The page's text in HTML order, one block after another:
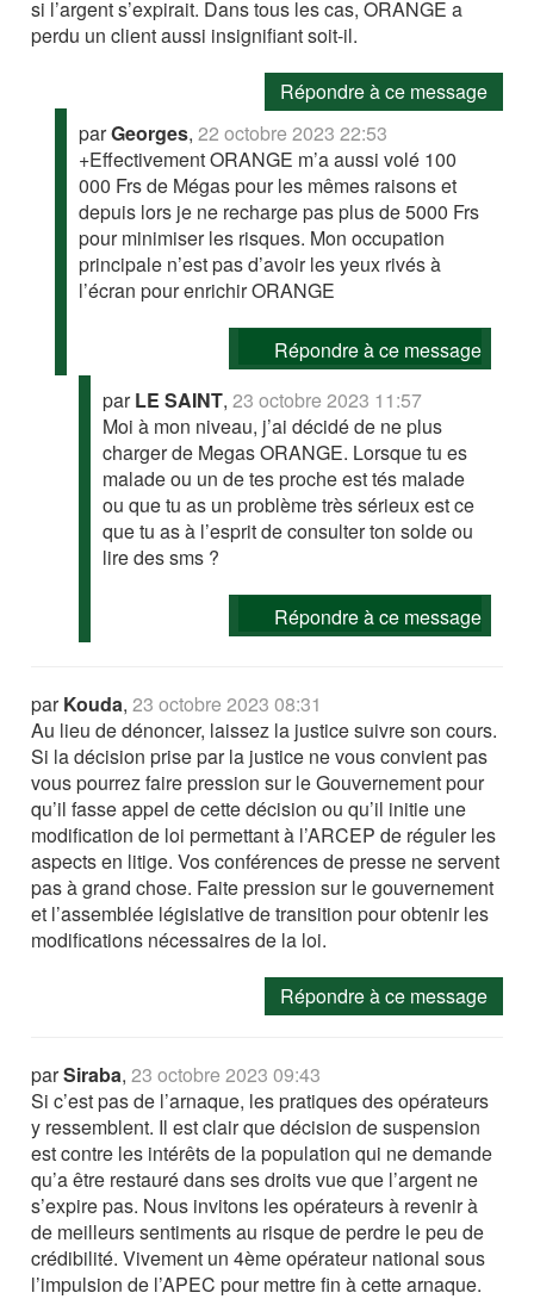
si l’argent s’expirait. Dans tous les cas, ORANGE a
perdu un client aussi insignifiant soit-il.
Répondre à ce message
parGeorges,22 octobre 2023 22:53
+Effectivement ORANGE m’a aussi volé 100
000 Frs de Mégas pour les mêmes raisons et
depuis lors je ne recharge pas plus de 5000 Frs
pour minimiser les risques. Mon occupation
principale n’est pas d’avoir les yeux rivés à
l’écran pour enrichir ORANGE
Répondre à ce message
parLE SAINT,23 octobre 2023 11:57
Moi à mon niveau, j’ai décidé de ne plus
charger de Megas ORANGE. Lorsque tu es
malade ou un de tes proche est tés malade
ou que tu as un problème très sérieux est ce
que tu as à l’esprit de consulter ton solde ou
lire des sms ?
Répondre à ce message
parKouda,23 octobre 2023 08:31
Au lieu de dénoncer, laissez la justice suivre son cours.
Si la décision prise par la justice ne vous convient pas
vous pourrez faire pression sur le Gouvernement pour
qu’il fasse appel de cette décision ou qu’il initie une
modification de loi permettant à l’ARCEP de réguler les
aspects en litige. Vos conférences de presse ne servent
pas à grand chose. Faite pression sur le gouvernement
et l’assemblée législative de transition pour obtenir les
modifications nécessaires de la loi.
Répondre à ce message
parSiraba,23 octobre 2023 09:43
Si c’est pas de l’arnaque, les pratiques des opérateurs
y ressemblent. Il est clair que décision de suspension
est contre les intérêts de la population qui ne demande
qu’a être restauré dans ses droits vue que l’argent ne
s’expire pas. Nous invitons les opérateurs à revenir à
de meilleurs sentiments au risque de perdre le peu de
crédibilité. Vivement un 4ème opérateur national sous
l’impulsion de l’APEC pour mettre fin à cette arnaque.